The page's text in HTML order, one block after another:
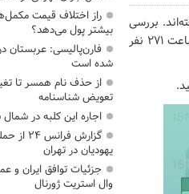
بهبود یافته‌اند. بررسی
آمارهای وزارت بهداشت نشان می‌دهد که طی ۱۰ روز اخیر (۱۹ تا ۲۸ آبان ۱۴۰۰) به طور متوسط هر ساعت ۲۷۱ نفر
راز اختلاف قیمت
بیشتر پول می‌دهد؟
فارن‌پالیسی: عربستان
شده است
از حذف نام همسر تا
تعویض شناسنامه
اجاره این کلبه در شمال شبی ۸۱ میلیون
گزارش
یهودیان در تهران
جزئیات توافق ایران و
وال استریت ژورنال